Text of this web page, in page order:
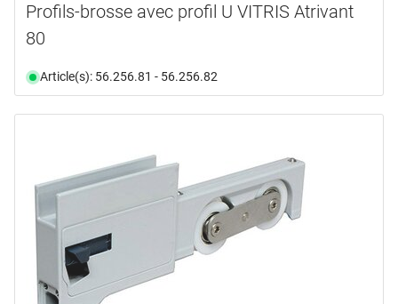
Profils-brosse avec profil U VITRIS Atrivant
80
Article(s): 56.256.81 - 56.256.82